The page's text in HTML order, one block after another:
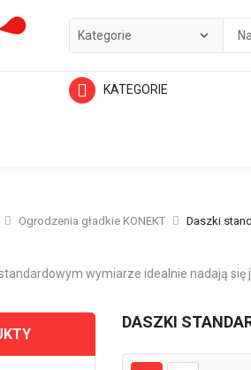
KATEGORIE
Ogrodzenia gładkie KONEKT Daszki
wymiarze idealnie nadają
DASZKI